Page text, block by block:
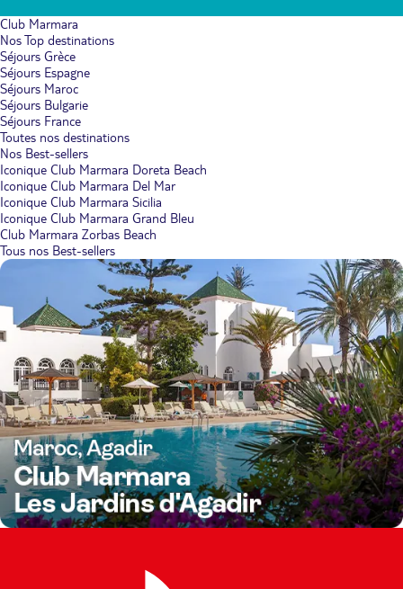
Club Marmara
Nos Top destinations
Séjours Grèce
Séjours Espagne
Séjours Maroc
Séjours Bulgarie
Séjours France
Toutes nos destinations
Nos Best-sellers
Iconique Club Marmara Doreta Beach
Iconique Club Marmara Del Mar
Iconique Club Marmara Sicilia
Iconique Club Marmara Grand Bleu
Club Marmara Zorbas Beach
Tous nos Best-sellers